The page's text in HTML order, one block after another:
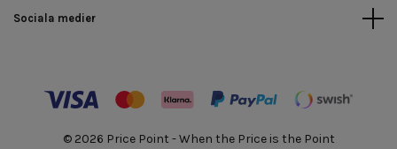
Sociala medier
© 2026 Price Point - When the Price is the Point